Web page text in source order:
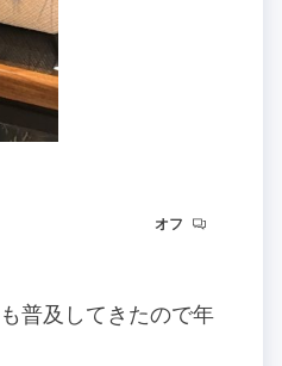
オフ
普及してきたので年